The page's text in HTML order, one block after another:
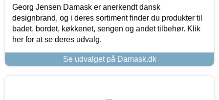
Georg Jensen Damask er anerkendt dansk
designbrand, og i deres sortiment finder du produkter til
badet, bordet, køkkenet, sengen og andet tilbehør. Klik
her for at se deres udvalg.
Se udvalget på Damask.dk